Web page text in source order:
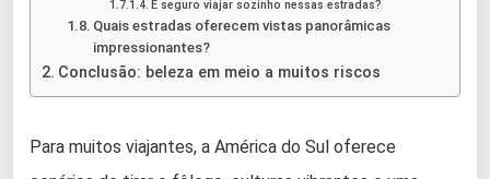
É seguro viajar sozinho nessas estradas?
Quais estradas oferecem vistas panorâmicas
impressionantes?
Conclusão: beleza em meio a muitos riscos
Para muitos viajantes, a América do Sul oferece